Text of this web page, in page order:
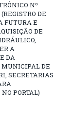
Nº
DE
FUTURA E
DE
A
DA
DE
SECRETARIAS
PORTAL)